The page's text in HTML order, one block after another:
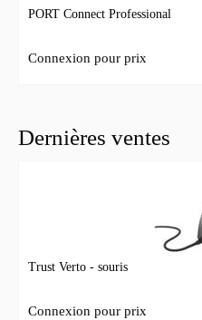
PORT Connect Professional
Connexion pour prix
Dernières ventes
Trust Verto - souris
Connexion pour prix